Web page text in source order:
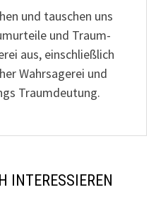
und tauschen uns
und Traum-
aus, einschließlich
Wahrsagerei und
Traumdeutung.
INTERESSIEREN